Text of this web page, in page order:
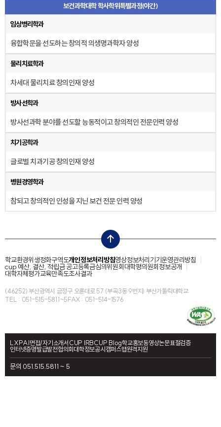
보건과학대학 학사학위특별과정(야간)
임상병리학과
융합학문을 선도하는 창의적 의생명과학자 양성
물리치료학과
차세대 물리치료 창의인재 양성
방사선학과
방사선과학 분야를 선도할 능동적이고 창의적인 전문인력 양성
치기공학과
글로벌 치과기공 창의인재 양성
병원경영학과
참되고 창의적인 인성을 지닌 보건 전문 인력 양성
top
학교환경위생정화구역도개인정보처리방침영상정보처리기기운영관리방침
cup 예산, 결산, 적립금 공고등록금심의위원회대학평의원회정보공개
대학자체평가교육만족도조사결과
(46252) 부산광역시 금정구 오륜대로 57 (부곡3동 9번지) 부산가톨릭대학교
TEL : 051-515-5811~5FAX : 051-514-1576
LXPAI면접/자기소개서CUP IRBCUP Blog학교홍보동영상논문표절검증
인터넷증명발급발전협의회대학정보공시캠퍼스맵원격지원
문의 051.515.5811 ~ 5